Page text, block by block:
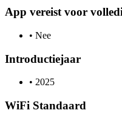
App vereist voor
• Nee
Introductiejaar
• 2025
WiFi Standaard